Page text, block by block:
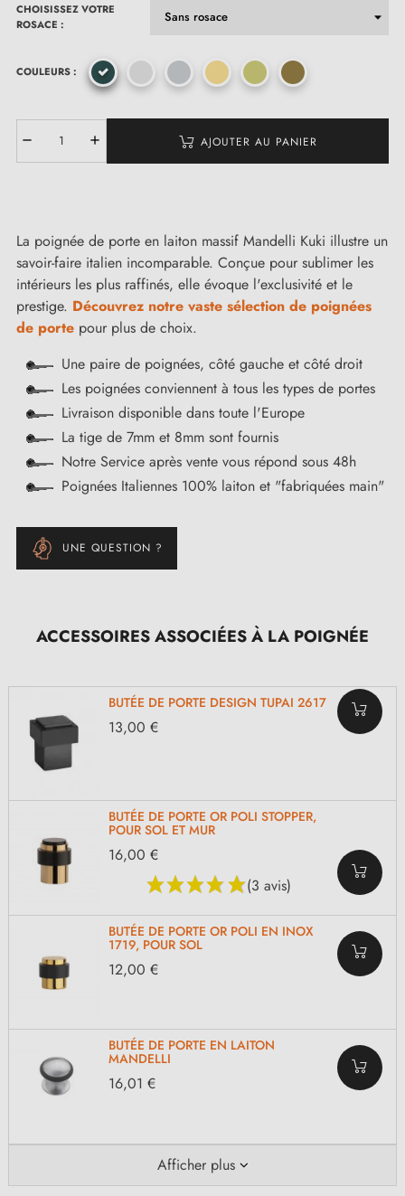
CHOISISSEZ VOTRE
ROSACE :
COULEURS :
AJOUTER AU PANIER
La poignée de porte en laiton massif Mandelli Kuki illustre un
savoir-faire italien incomparable. Conçue pour sublimer les
intérieurs les plus raffinés, elle évoque l'exclusivité et le
prestige. Découvrez notre vaste sélection de poignées
de porte pour plus de choix.
Une paire de poignées, côté gauche et côté droit
Les poignées conviennent à tous les types de portes
Livraison disponible dans toute l'Europe
La tige de 7mm et 8mm sont fournis
Notre Service après vente vous répond sous 48h
Poignées Italiennes 100% laiton et "fabriquées main"
UNE QUESTION ?
ACCESSOIRES ASSOCIÉES À LA POIGNÉE
BUTÉE DE PORTE DESIGN TUPAI 2617
13,00 €
BUTÉE DE PORTE OR POLI STOPPER,
POUR SOL ET MUR
(3 avis)
16,00 €
BUTÉE DE PORTE OR POLI EN INOX
1719, POUR SOL
12,00 €
BUTÉE DE PORTE EN LAITON
MANDELLI
16,01 €
Afficher plus